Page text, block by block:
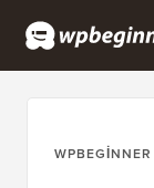
WPBEGINNER